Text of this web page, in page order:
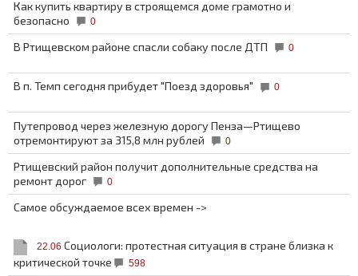
Как купить квартиру в строящемся доме грамотно и
безопасно
0
В Ртищевском районе спасли собаку после ДТП 0
В п. Темп сегодня прибудет "Поезд здоровья" 0
Путепровод через железную дорогу Пенза—Ртищево
отремонтируют за 315,8 млн рублей
0
Ртищевский район получит дополнительные средства на
ремонт дорог
0
Самое обсуждаемое всех времен ->
22.06 Социологи: протестная ситуация в стране близка к
критической точке
598